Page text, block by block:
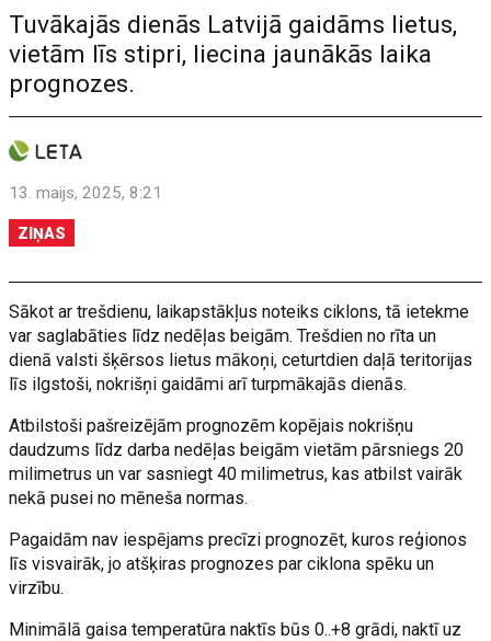
Tuvākajās dienās Latvijā gaidāms lietus,
vietām līs stipri, liecina jaunākās laika
prognozes.
13. maijs, 2025, 8:21
ZIŅAS
Sākot ar trešdienu, laikapstākļus noteiks ciklons, tā ietekme
var saglabāties līdz nedēļas beigām. Trešdien no rīta un
dienā valsti šķērsos lietus mākoņi, ceturtdien daļā teritorijas
līs ilgstoši, nokrišņi gaidāmi arī turpmākajās dienās.
Atbilstoši pašreizējām prognozēm kopējais nokrišņu
daudzums līdz darba nedēļas beigām vietām pārsniegs 20
milimetrus un var sasniegt 40 milimetrus, kas atbilst vairāk
nekā pusei no mēneša normas.
Pagaidām nav iespējams precīzi prognozēt, kuros reģionos
līs visvairāk, jo atšķiras prognozes par ciklona spēku un
virzību.
Minimālā gaisa temperatūra naktīs būs 0..+8 grādi, naktī uz